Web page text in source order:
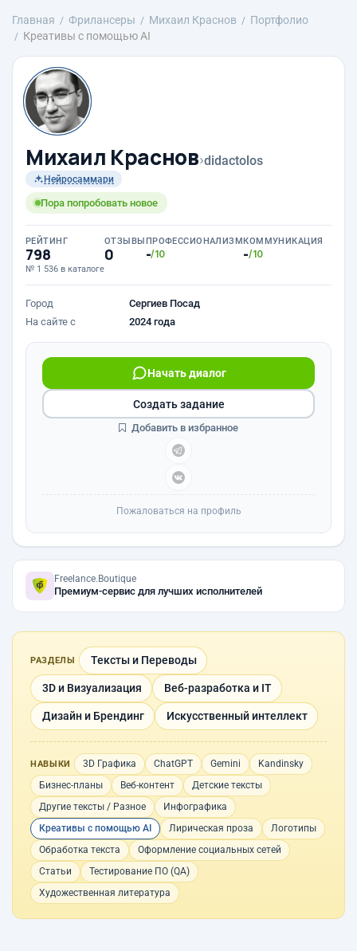
Главная Фрилансеры Михаил Краснов
Портфолио
Креативы с помощью AI
Михаил Краснов›didactolos
Нейросаммари
Пора попробовать новое
РЕЙТИНГ
798
№ 1 536 в каталоге
ОТЗЫВЫ
0
ПРОФЕССИОНАЛИЗМ
-/10
КОММУНИКАЦИЯ
-/10
Город
Сергиев Посад
На сайте с
2024 года
Начать диалог
Создать задание
Добавить в избранное
Пожаловаться на профиль
Freelance.Boutique
Премиум-сервис для лучших исполнителей
РАЗДЕЛЫ Тексты и Переводы
3D и Визуализация Веб-разработка и IT
Дизайн и Брендинг Искусственный интеллект
НАВЫКИ 3D Графика ChatGPT Gemini
Kandinsky
Бизнес-планы
Веб-контент
Детские тексты
Другие тексты / Разное
Инфографика
Креативы с помощью AI
Лирическая проза
Логотипы
Обработка текста
Оформление социальных сетей
Статьи
Тестирование ПО (QA)
Художественная литература